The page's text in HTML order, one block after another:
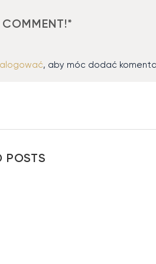
COMMENT!*
, aby móc dodać
POSTS